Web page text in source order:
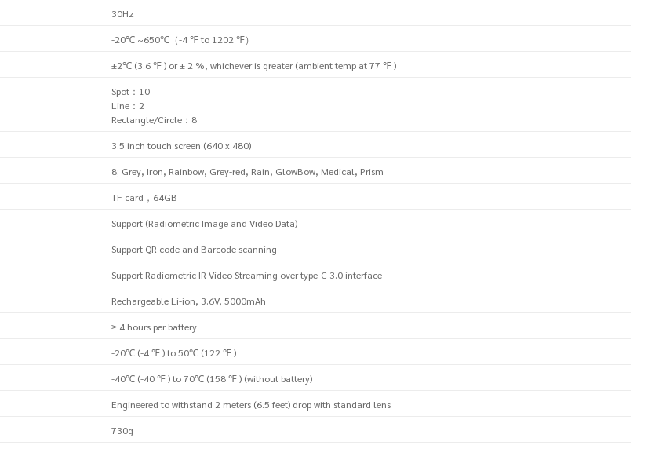
30Hz
-20℃ ~650℃（-4 ℉ to 1202 ℉）
±2℃ (3.6 ℉ ) or ± 2 %, whichever is greater (ambient temp at 77 ℉ )
Spot：10
Line：2
Rectangle/Circle：8
3.5 inch touch screen (640 x 480)
8; Grey, Iron, Rainbow, Grey-red, Rain, GlowBow, Medical, Prism
TF card，64GB
Support (Radiometric Image and Video Data)
Support QR code and Barcode scanning
Support Radiometric IR Video Streaming over type-C 3.0 interface
Rechargeable Li-ion, 3.6V, 5000mAh
≥ 4 hours per battery
-20℃ (-4 ℉ ) to 50℃ (122 ℉ )
-40℃ (-40 ℉ ) to 70℃ (158 ℉ ) (without battery)
Engineered to withstand 2 meters (6.5 feet) drop with standard lens
730g